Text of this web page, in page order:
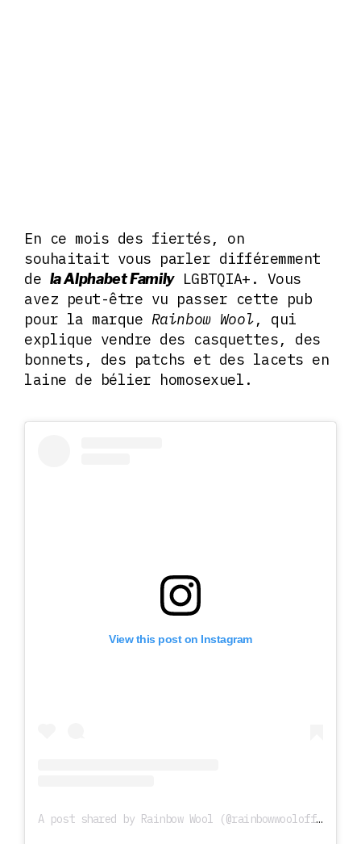
En ce mois des fiertés, on
souhaitait vous parler différemment
de la Alphabet FamilyLGBTQIA+. Vous
avez peut-être vu passer cette pub
pour la marque Rainbow Wool, qui
explique vendre des casquettes, des
bonnets, des patchs et des lacets en
laine de bélier homosexuel.
View this post on Instagram
A post shared by Rainbow Wool (@rainbowwoolofficial)